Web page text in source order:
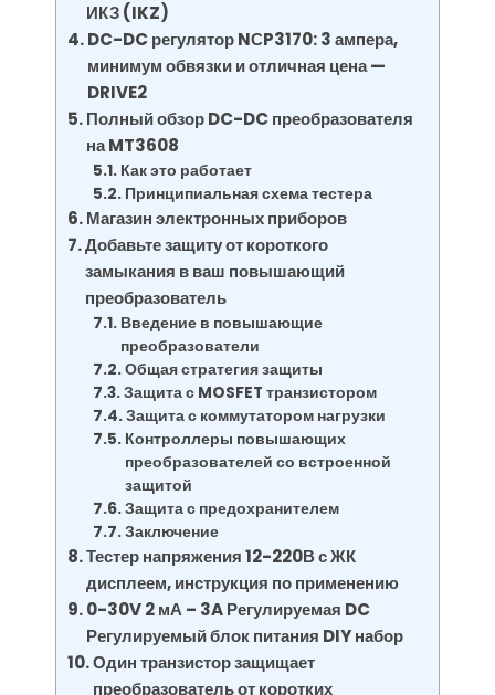
ИКЗ (IKZ)
DC-DC регулятор NСP3170: 3 ампера,
минимум обвязки и отличная цена —
DRIVE2
Полный обзор DC-DC преобразователя
на MT3608
Как это работает
Принципиальная схема тестера
Магазин электронных приборов
Добавьте защиту от короткого
замыкания в ваш повышающий
преобразователь
Введение в повышающие
преобразователи
Общая стратегия защиты
Защита с MOSFET транзистором
Защита с коммутатором нагрузки
Контроллеры повышающих
преобразователей со встроенной
защитой
Защита с предохранителем
Заключение
Тестер напряжения 12-220В с ЖК
дисплеем, инструкция по применению
0-30V 2 мА – 3A Регулируемая DC
Регулируемый блок питания DIY набор
Один транзистор защищает
преобразователь от коротких